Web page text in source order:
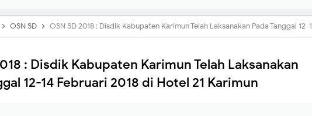
OSN SD OSN SD 2018 : Disdik Kabupaten Karimun Telah Laksanakan Pada Tanggal 12-14 Februari 2018 di Hotel 21 Karimun
: Disdik Kabupaten Karimun Telah Laksanakan
12-14 Februari 2018 di Hotel 21 Karimun